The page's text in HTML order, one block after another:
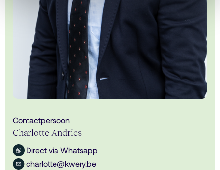
Contactpersoon
Charlotte Andries
Direct via Whatsapp
charlotte@kwery.be